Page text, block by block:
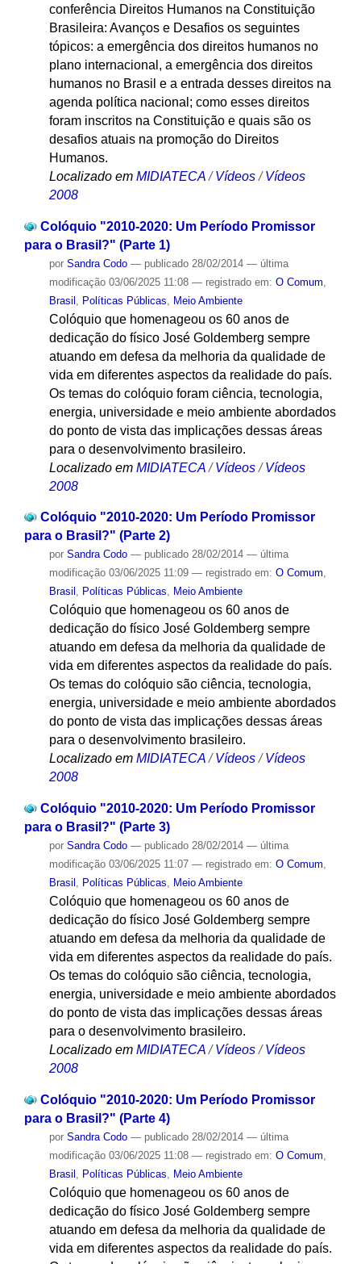
conferência Direitos Humanos na Constituição
Brasileira: Avanços e Desafios os seguintes
tópicos: a emergência dos direitos humanos no
plano internacional, a emergência dos direitos
humanos no Brasil e a entrada desses direitos na
agenda política nacional; como esses direitos
foram inscritos na Constituição e quais são os
desafios atuais na promoção do Direitos
Humanos.
Localizado em MIDIATECA /Vídeos /Vídeos
2008
Colóquio "2010-2020: Um Período Promissor
para o Brasil?" (Parte 1)
por Sandra Codo — publicado28/02/2014 — última
modificação03/06/2025 11:08 — registrado em: O Comum
Brasil
Políticas Públicas Meio Ambiente
Colóquio que homenageou os 60 anos de
dedicação do físico José Goldemberg sempre
atuando em defesa da melhoria da qualidade de
vida em diferentes aspectos da realidade do país.
Os temas do colóquio foram ciência, tecnologia,
energia, universidade e meio ambiente abordados
do ponto de vista das implicações dessas áreas
para o desenvolvimento brasileiro.
Localizado em MIDIATECA /Vídeos /Vídeos
2008
Colóquio "2010-2020: Um Período Promissor
para o Brasil?" (Parte 2)
por Sandra Codo — publicado28/02/2014 — última
modificação03/06/2025 11:09 — registrado em: O Comum,
Brasil , Políticas Públicas, Meio Ambiente
Colóquio que homenageou os 60 anos de
dedicação do físico José Goldemberg sempre
atuando em defesa da melhoria da qualidade de
vida em diferentes aspectos da realidade do país.
Os temas do colóquio são ciência, tecnologia,
energia, universidade e meio ambiente abordados
do ponto de vista das implicações dessas áreas
para o desenvolvimento brasileiro.
Localizado em MIDIATECA /Vídeos /Vídeos
2008
Colóquio "2010-2020: Um Período Promissor
para o Brasil?" (Parte 3)
por Sandra Codo — publicado28/02/2014 — última
modificação03/06/2025 11:07 — registrado em: O Comum,
Brasil , Políticas Públicas, Meio Ambiente
Colóquio que homenageou os 60 anos de
dedicação do físico José Goldemberg sempre
atuando em defesa da melhoria da qualidade de
vida em diferentes aspectos da realidade do país.
Os temas do colóquio são ciência, tecnologia,
energia, universidade e meio ambiente abordados
do ponto de vista das implicações dessas áreas
para o desenvolvimento brasileiro.
Localizado em MIDIATECA /Vídeos /Vídeos
2008
Colóquio "2010-2020: Um Período Promissor
para o Brasil?" (Parte 4)
por Sandra Codo — publicado28/02/2014 — última
modificação03/06/2025 11:08 — registrado em: O Comum
Brasil
Políticas Públicas Meio Ambiente
Colóquio que homenageou os 60 anos de
dedicação do físico José Goldemberg sempre
atuando em defesa da melhoria da qualidade de
vida em diferentes aspectos da realidade do país.